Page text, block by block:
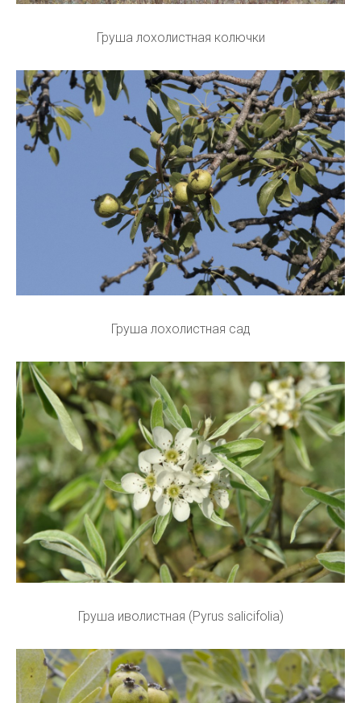
Груша лохолистная колючки
Груша лохолистная сад
Груша иволистная (Pyrus salicifolia)